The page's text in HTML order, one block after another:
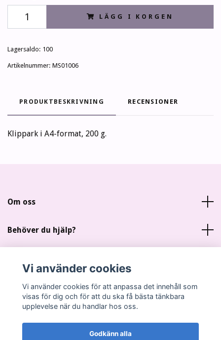
LÄGG I KORGEN
Lagersaldo: 100
Artikelnummer: MS01006
PRODUKTBESKRIVNING RECENSIONER
Klippark i A4-format, 200 g.
Om oss
Behöver du hjälp?
Sociala medier
Vi använder cookies
Vi använder cookies för att anpassa det innehåll som
visas för dig och för att du ska få bästa tänkbara
upplevelse när du handlar hos oss.
Godkänn alla